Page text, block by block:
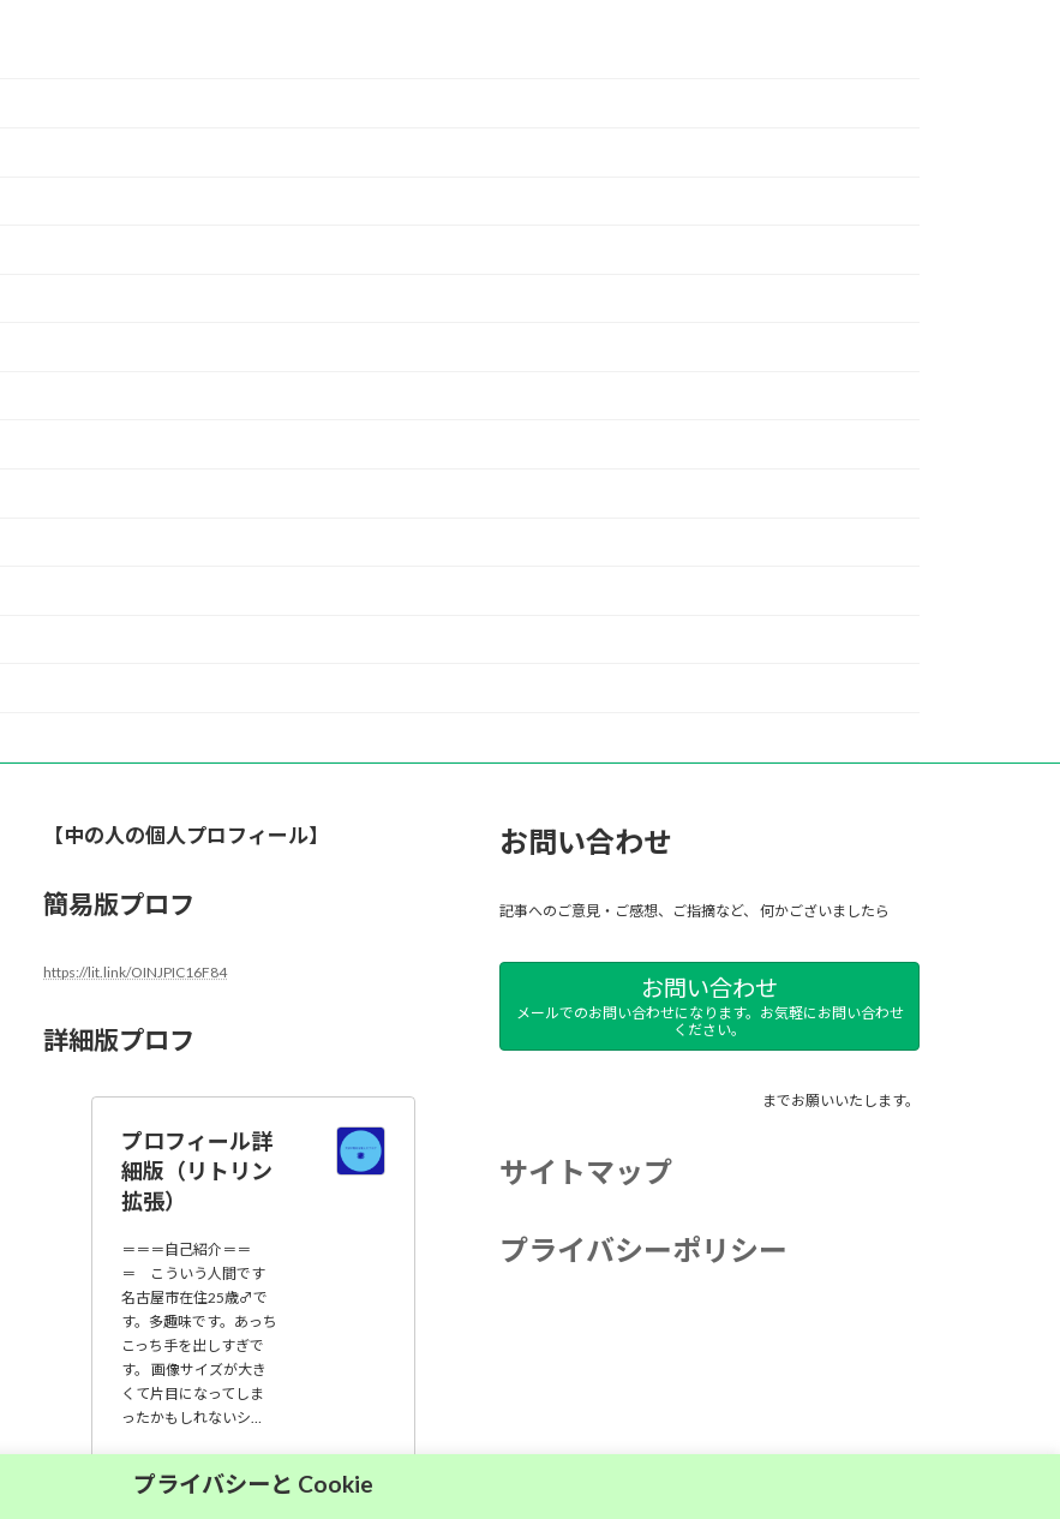
【中の人の個人プロフィール】
簡易版プロフ
https://lit.link/OINJPIC16F84
詳細版プロフ
プロフィール詳
細版（リトリン
拡張）
＝＝＝自己紹介＝＝
＝ こういう人間です
名古屋市在住25歳♂で
す。多趣味です。あっち
こっち手を出しすぎで
す。 画像サイズが大き
くて片目になってしま
ったかもしれないシ…
大須中毒名古屋人
のブログ
お問い合わせ
記事へのご意見・ご感想、ご指摘など、 何かございましたら
お問い合わせ
メールでのお問い合わせになります。お気軽にお問い合わせ
ください。
までお願いいたします。
サイトマップ
プライバシーポリシー
プライバシーと Cookie